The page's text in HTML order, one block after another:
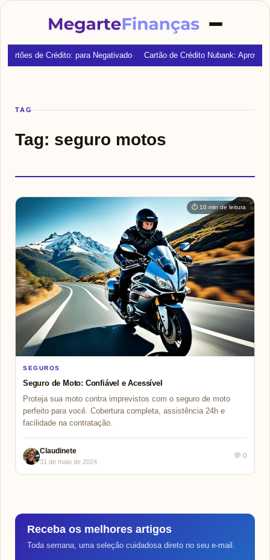
Cartões de Crédito: para Negativado Cartão de Crédito Nubank:
TAG
Tag: seguro motos
⏱ 10 min de leitura
SEGUROS
Seguro de Moto: Confiável e Acessível
Proteja sua moto contra imprevistos com o seguro de moto
perfeito para você. Cobertura completa, assistência 24h e
facilidade na contratação.
Claudinete
31 de maio de 2024
💬 0
Receba os melhores artigos
Toda semana, uma seleção cuidadosa direto no seu e-mail.